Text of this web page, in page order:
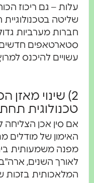
עלות – גם ריכוז
חברות מערביות
סטארטאפים חדשים
עשויים להיכנס
2) שינוי מאזן
טכנולוגית
אם סין אכן הצליחה
האימון של מודלים
מפנה משמעותית
לאורך השנים,
המלאכותית בזכות